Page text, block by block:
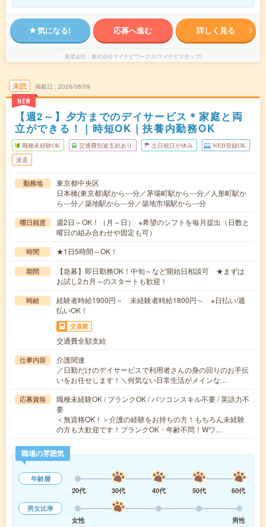
気になる! 応募へ進む 詳しく見る
派遣会社 株式会社マイナビワークス(マイナビスタッフ)
未読
NEW
掲載日 2026/08/09
【週2～】夕方までのデイサービス＊家庭と両
立ができる！｜時短OK｜扶養内勤務OK
職種未経験OK 交通費別途支給あり 土日祝日が休み WEB登録OK
派遣
勤務地
東京都中央区
日本橋(東京都)駅から---分／茅場町駅から---分／人形町駅か
ら---分／築地駅から---分／築地市場駅から---分
曜日頻度
週2日～OK！（月～日） ※希望のシフトを毎月提出（日数と
曜日の組み合わせや固定も可）
時間 ★1日5時間～OK！
期間
【急募】即日勤務OK！中旬～など開始日相談可 ★まずは
お試し2カ月～のスタートも歓迎！
時給
経験者時給1900円～ 未経験者時給1800円～ ※日払い/週
払いOK！
交通費
交通費全額支給
仕事内容
介護関連
／日勤だけのデイサービスで利用者さんの身の回りのお手伝
いをお任せします！＼何気ない日常生活がメインな…
応募資格
職種未経験OK / ブランクOK / パソコンスキル不要 / 英語力不
要
＜無資格OK！＞介護の経験をお持ちの方！もちろん未経験
の方も大歓迎です！ブランクOK・年齢不問！Wワ…
職場の雰囲気
年齢層
20代
30代 40代 50代
60代
男女比率
女性
男性